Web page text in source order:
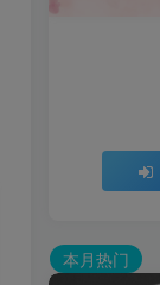
本月热门